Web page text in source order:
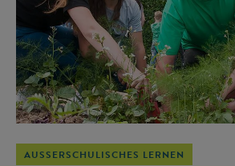
AUSSERSCHULISCHES LERNEN